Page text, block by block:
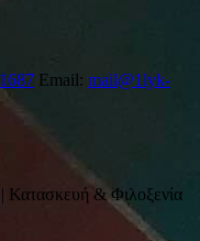
Email: mail@1lyk-
& Φιλοξενία